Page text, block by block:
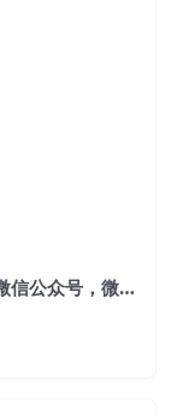
抖音，快手，小红书，B站，微博，微信公众号，微信视频号。每一个平台，都是不一样的机会，对应不一样的赚钱思路